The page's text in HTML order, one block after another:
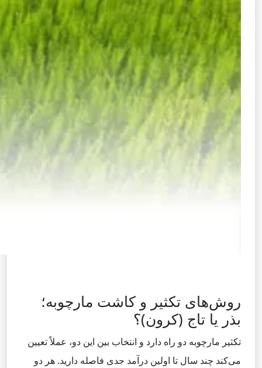
روش‌های تکثیر و کاشت مارچوبه؛
بذر یا تاج (کرون)؟
تکثیر مارچوبه دو راه دارد و انتخاب بین این دو، عملاً تعیین
می‌کند چند سال تا اولین درآمد جدی فاصله دارید. هر دو